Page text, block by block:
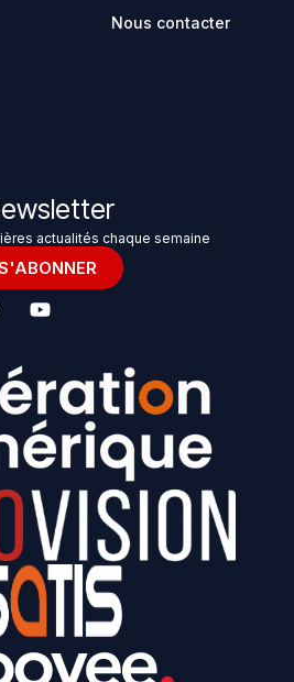
Nous contacter
actualités chaque semaine